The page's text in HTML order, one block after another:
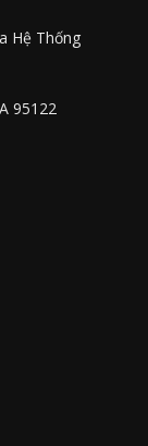
Hệ Thống
95122